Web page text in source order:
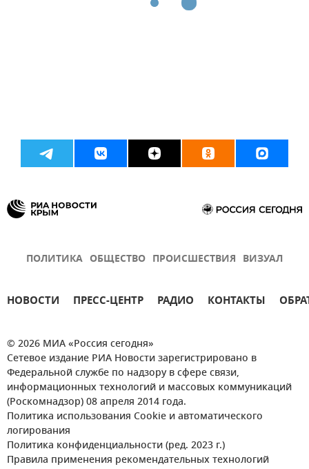
ПОЛИТИКА ОБЩЕСТВО ПРОИСШЕСТВИЯ ВИЗУАЛ
НОВОСТИ ПРЕСС-ЦЕНТР РАДИО КОНТАКТЫ
© 2026 МИА «Россия сегодня»
Сетевое издание РИА Новости зарегистрировано в
Федеральной службе по надзору в сфере связи,
информационных технологий и массовых коммуникаций
(Роскомнадзор) 08 апреля 2014 года.
Политика использования Cookie и автоматического
логирования
Политика конфиденциальности (ред. 2023 г.)
Правила применения рекомендательных технологий